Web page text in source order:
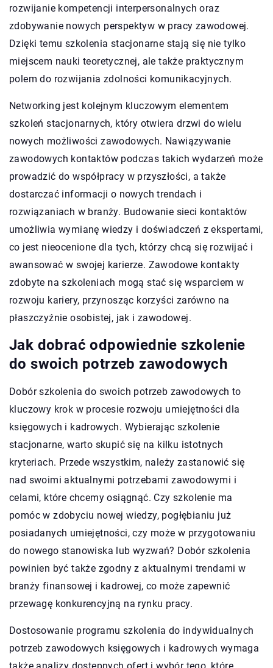
rozwijanie kompetencji interpersonalnych oraz
zdobywanie nowych perspektyw w pracy zawodowej.
Dzięki temu szkolenia stacjonarne stają się nie tylko
miejscem nauki teoretycznej, ale także praktycznym
polem do rozwijania zdolności komunikacyjnych.
Networking jest kolejnym kluczowym elementem
szkoleń stacjonarnych, który otwiera drzwi do wielu
nowych możliwości zawodowych. Nawiązywanie
zawodowych kontaktów podczas takich wydarzeń może
prowadzić do współpracy w przyszłości, a także
dostarczać informacji o nowych trendach i
rozwiązaniach w branży. Budowanie sieci kontaktów
umożliwia wymianę wiedzy i doświadczeń z ekspertami,
co jest nieocenione dla tych, którzy chcą się rozwijać i
awansować w swojej karierze. Zawodowe kontakty
zdobyte na szkoleniach mogą stać się wsparciem w
rozwoju kariery, przynosząc korzyści zarówno na
płaszczyźnie osobistej, jak i zawodowej.
Jak dobrać odpowiednie szkolenie
do swoich potrzeb zawodowych
Dobór szkolenia do swoich potrzeb zawodowych to
kluczowy krok w procesie rozwoju umiejętności dla
księgowych i kadrowych. Wybierając szkolenie
stacjonarne, warto skupić się na kilku istotnych
kryteriach. Przede wszystkim, należy zastanowić się
nad swoimi aktualnymi potrzebami zawodowymi i
celami, które chcemy osiągnąć. Czy szkolenie ma
pomóc w zdobyciu nowej wiedzy, pogłębianiu już
posiadanych umiejętności, czy może w przygotowaniu
do nowego stanowiska lub wyzwań? Dobór szkolenia
powinien być także zgodny z aktualnymi trendami w
branży finansowej i kadrowej, co może zapewnić
przewagę konkurencyjną na rynku pracy.
Dostosowanie programu szkolenia do indywidualnych
potrzeb zawodowych księgowych i kadrowych wymaga